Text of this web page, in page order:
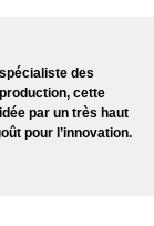
des
cette
par un très haut
pour l’innovation.